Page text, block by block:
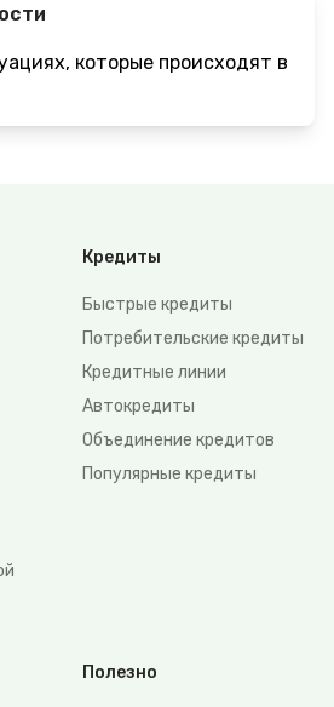
которые происходят в
Кредиты
Быстрые кредиты
Потребительские кредиты
Кредитные линии
Автокредиты
Объединение кредитов
Популярные кредиты
Полезно